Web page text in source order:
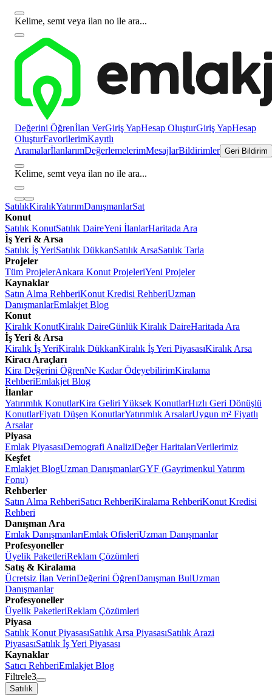
Kelime, semt veya ilan no ile ara...
Değerini Öğrenİlan VerGiriş YapHesap OluşturGiriş YapHesap
OluşturFavorilerimKayıtlı
AramalarİlanlarımDeğerlemelerimMesajlarBildirimler Geri Bildirim
Kelime, semt veya ilan no ile ara...
SatılıkKiralıkYatırımDanışmanlarSat
Konut
Satılık KonutSatılık DaireYeni İlanlarHaritada Ara
İş Yeri & Arsa
Satılık İş YeriSatılık DükkanSatılık ArsaSatılık Tarla
Projeler
Tüm ProjelerAnkara Konut ProjeleriYeni Projeler
Kaynaklar
Satın Alma RehberiKonut Kredisi RehberiUzman
DanışmanlarEmlakjet Blog
Konut
Kiralık KonutKiralık DaireGünlük Kiralık DaireHaritada Ara
İş Yeri & Arsa
Kiralık İş YeriKiralık DükkanKiralık İş Yeri PiyasasıKiralık Arsa
Kiracı Araçları
Kira Değerini ÖğrenNe Kadar ÖdeyebilirimKiralama
RehberiEmlakjet Blog
İlanlar
Yatırımlık KonutlarKira Geliri Yüksek KonutlarHızlı Geri Dönüşlü
KonutlarFiyatı Düşen KonutlarYatırımlık ArsalarUygun m² Fiyatlı
Arsalar
Piyasa
Emlak PiyasasıDemografi AnaliziDeğer HaritalarıVerilerimiz
Keşfet
Emlakjet BlogUzman DanışmanlarGYF (Gayrimenkul Yatırım
Fonu)
Rehberler
Satın Alma RehberiSatıcı RehberiKiralama RehberiKonut Kredisi
Rehberi
Danışman Ara
Emlak DanışmanlarıEmlak OfisleriUzman Danışmanlar
Profesyoneller
Üyelik PaketleriReklam Çözümleri
Satış & Kiralama
Ücretsiz İlan VerinDeğerini ÖğrenDanışman BulUzman
Danışmanlar
Profesyoneller
Üyelik PaketleriReklam Çözümleri
Piyasa
Satılık Konut PiyasasıSatılık Arsa PiyasasıSatılık Arazi
PiyasasıSatılık İş Yeri Piyasası
Kaynaklar
Satıcı RehberiEmlakjet Blog
Filtrele3
Satılık